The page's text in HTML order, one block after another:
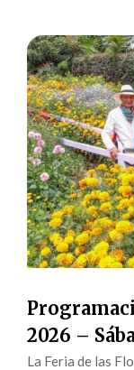
2026 –
La Feria de las